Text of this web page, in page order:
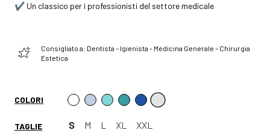
✔️ Un classico per i professionisti del settore medicale
Consigliato a: Dentista – Igienista - Medicina Generale – Chirurgia
Estetica
COLORI
TAGLIE S M L XL XXL